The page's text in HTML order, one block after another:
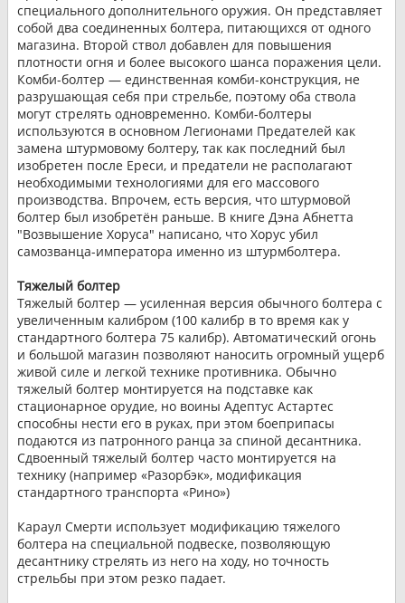
специального дополнительного оружия. Он представляет
собой два соединенных болтера, питающихся от одного
магазина. Второй ствол добавлен для повышения
плотности огня и более высокого шанса поражения цели.
Комби-болтер — единственная комби-конструкция, не
разрушающая себя при стрельбе, поэтому оба ствола
могут стрелять одновременно. Комби-болтеры
используются в основном Легионами Предателей как
замена штурмовому болтеру, так как последний был
изобретен после Ереси, и предатели не располагают
необходимыми технологиями для его массового
производства. Впрочем, есть версия, что штурмовой
болтер был изобретён раньше. В книге Дэна Абнетта
"Возвышение Хоруса" написано, что Хорус убил
самозванца-императора именно из штурмболтера.
Тяжелый болтер
Тяжелый болтер — усиленная версия обычного болтера с
увеличенным калибром (100 калибр в то время как у
стандартного болтера 75 калибр). Автоматический огонь
и большой магазин позволяют наносить огромный ущерб
живой силе и легкой технике противника. Обычно
тяжелый болтер монтируется на подставке как
стационарное орудие, но воины Адептус Астартес
способны нести его в руках, при этом боеприпасы
подаются из патронного ранца за спиной десантника.
Сдвоенный тяжелый болтер часто монтируется на
технику (например «Разорбэк», модификация
стандартного транспорта «Рино»)
Караул Смерти использует модификацию тяжелого
болтера на специальной подвеске, позволяющую
десантнику стрелять из него на ходу, но точность
стрельбы при этом резко падает.